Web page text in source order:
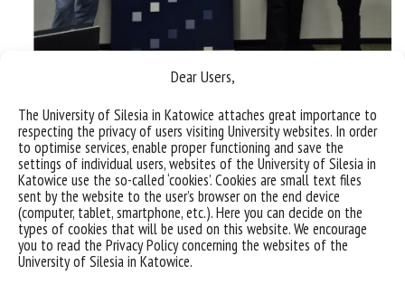
Dear Users,
The University of Silesia in Katowice attaches great importance to
respecting the privacy of users visiting University websites. In order
to optimise services, enable proper functioning and save the
settings of individual users, websites of the University of Silesia in
Katowice use the so-called ‘cookies’. Cookies are small text files
sent by the website to the user’s browser on the end device
(computer, tablet, smartphone, etc.). Here you can decide on the
types of cookies that will be used on this website. We encourage
you to read the Privacy Policy concerning the websites of the
University of Silesia in Katowice.
Sorry, this entry is only available inPolish.